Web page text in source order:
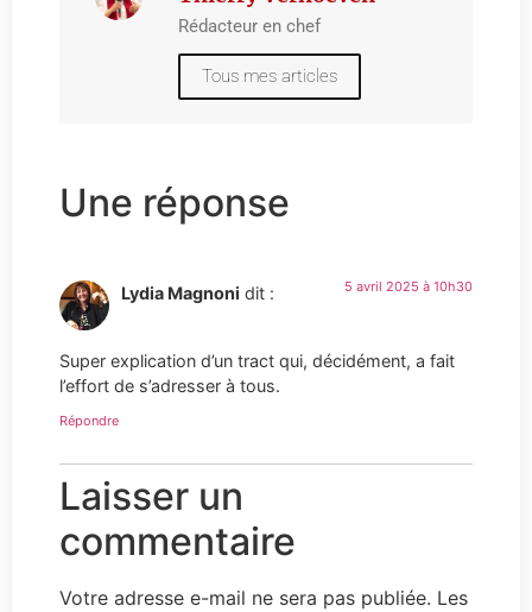
Rédacteur en chef
Tous mes articles
Une réponse
Lydia Magnoni dit : 5 avril 2025 à 10h30
Super explication d’un tract qui, décidément, a fait
l’effort de s’adresser à tous.
Répondre
Laisser un
commentaire
Votre adresse e-mail ne sera pas publiée. Les